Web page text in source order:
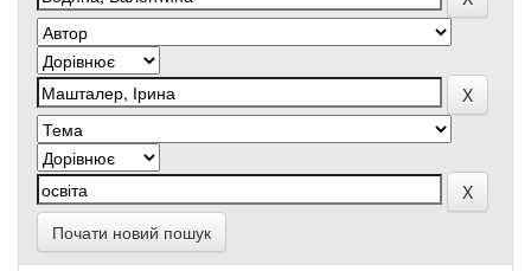
Почати новий пошук